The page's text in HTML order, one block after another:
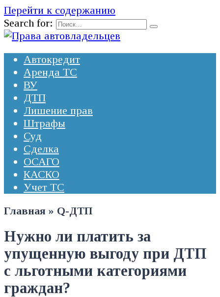
Перейти к содержанию
Search for:
Автокредит
Аренда ТС
ВУ
ДТП
Лишение прав
Штрафы
Суд
Сделка
ОСАГО
КАСКО
Учет ТС
Главная » Q-ДТП
Нужно ли платить за
упущенную выгоду при ДТП
с льготными категориями
граждан?